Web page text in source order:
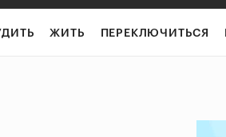
ЖИТЬ ПЕРЕКЛЮЧИТЬСЯ